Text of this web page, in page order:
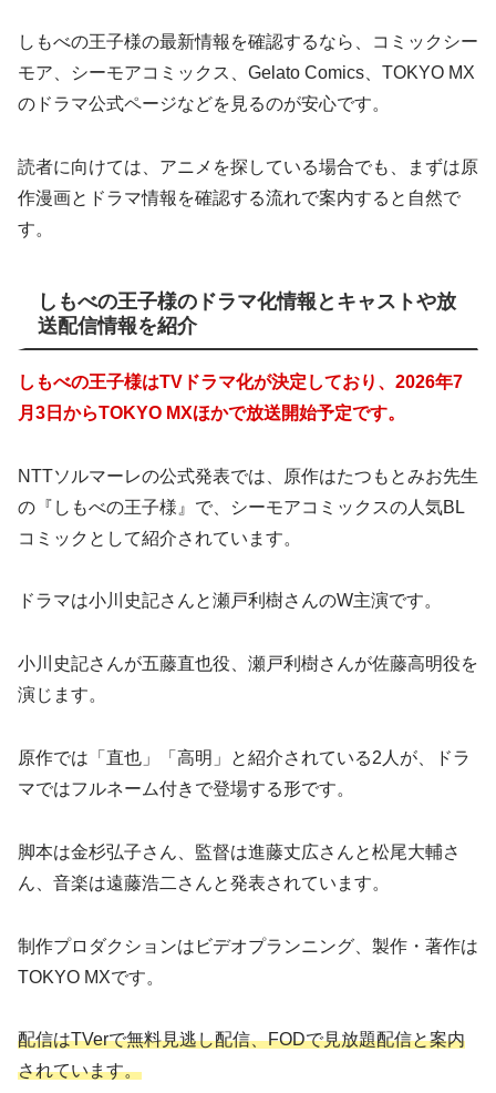
しもべの王子様の最新情報を確認するなら、コミックシー
モア、シーモアコミックス、Gelato Comics、TOKYO MX
のドラマ公式ページなどを見るのが安心です。
読者に向けては、アニメを探している場合でも、まずは原
作漫画とドラマ情報を確認する流れで案内すると自然で
す。
しもべの王子様のドラマ化情報とキャストや放
送配信情報を紹介
しもべの王子様はTVドラマ化が決定しており、2026年7
月3日からTOKYO MXほかで放送開始予定です。
NTTソルマーレの公式発表では、原作はたつもとみお先生
の『しもべの王子様』で、シーモアコミックスの人気BL
コミックとして紹介されています。
ドラマは小川史記さんと瀬戸利樹さんのW主演です。
小川史記さんが五藤直也役、瀬戸利樹さんが佐藤高明役を
演じます。
原作では「直也」「高明」と紹介されている2人が、ドラ
マではフルネーム付きで登場する形です。
脚本は金杉弘子さん、監督は進藤丈広さんと松尾大輔さ
ん、音楽は遠藤浩二さんと発表されています。
制作プロダクションはビデオプランニング、製作・著作は
TOKYO MXです。
配信はTVerで無料見逃し配信、FODで見放題配信と案内
されています。